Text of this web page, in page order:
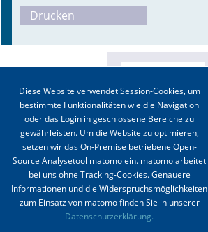
Mediadaten
Bestell-Service
Stellenmarkt
Kongresskalender
Drucken
Impressum Datenschutz
Diese Website verwendet Session-Cookies, um
bestimmte Funktionalitäten wie die Navigation
oder das Login in geschlossene Bereiche zu
gewährleisten. Um die Website zu optimieren,
setzen wir das On-Premise betriebene Open-
Source Analysetool matomo ein. matomo arbeitet
bei uns ohne Tracking-Cookies. Genauere
Informationen und die Widerspruchsmöglichkeiten
zum Einsatz von matomo finden Sie in unserer
Datenschutzerklärung.